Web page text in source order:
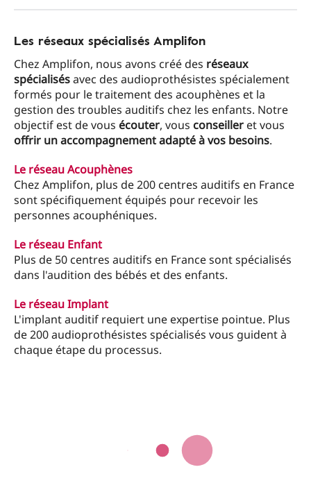
Les réseaux spécialisés Amplifon
Chez Amplifon, nous avons créé des réseaux
spécialisésavec des audioprothésistes spécialement
formés pour le traitement des acouphènes et la
gestion des troubles auditifs chez les enfants. Notre
objectif est de vous écouter, vous conseiller et vous
offrir un accompagnement adapté à vos besoins.
Le réseau Acouphènes
Chez Amplifon, plus de 200 centres auditifs en France
sont spécifiquement équipés pour recevoir les
personnes acouphéniques.
Le réseau Enfant
Plus de 50 centres auditifs en France sont spécialisés
dans l'audition des bébés et des enfants.
Le réseau Implant
L'implant auditif requiert une expertise pointue. Plus
de 200 audioprothésistes spécialisés vous guident à
chaque étape du processus.